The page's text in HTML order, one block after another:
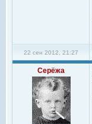
22 сен 2012, 21:27
Серёжа